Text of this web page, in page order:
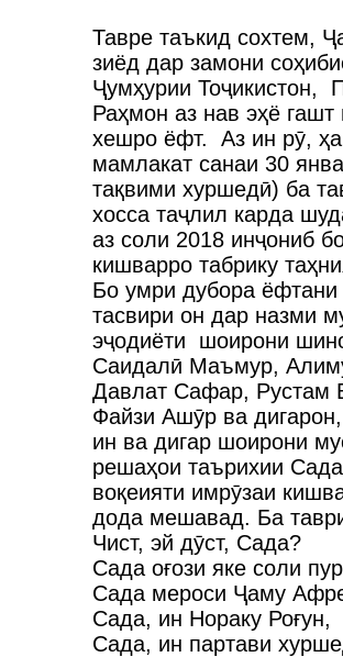
Тавре таъкид сохтем,
зиёд дар замони
Ҷумҳурии
Раҳмон аз нав эҳё
хешро ёфт. Аз ин рӯ,
мамлакат санаи 30
тақвими хуршедӣ) ба
хосса таҷлил карда
аз соли 2018 инҷониб
кишварро табрику
Бо умри дубора
тасвири он дар назми
эҷодиёти шоирони
Саидалӣ Маъмур,
Давлат Сафар, Рустам
Файзи Ашӯр ва
ин ва дигар шоирони
решаҳои таърихии
воқеияти имрӯзаи
дода мешавад. Ба
Чист, эй дӯст, Сада?
Сада оғози яке соли
Сада мероси Ҷаму
Сада, ин Нораку Роғун,
Сада, ин партави